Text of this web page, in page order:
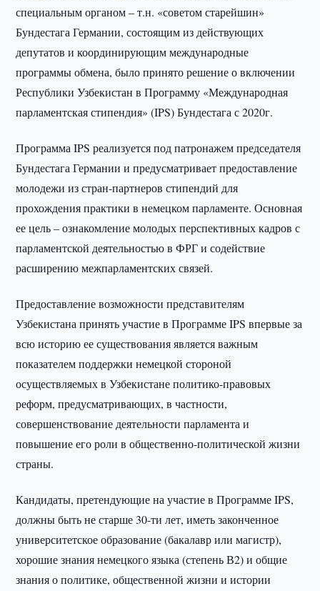
специальным органом – т.н. «советом старейшин»
Бундестага Германии, состоящим из действующих
депутатов и координирующим международные
программы обмена, было принято решение о включении
Республики Узбекистан в Программу «Международная
парламентская стипендия» (IPS) Бундестага с 2020г.
Программа IPS реализуется под патронажем председателя
Бундестага Германии и предусматривает предоставление
молодежи из стран-партнеров стипендий для
прохождения практики в немецком парламенте. Основная
ее цель – ознакомление молодых перспективных кадров с
парламентской деятельностью в ФРГ и содействие
расширению межпарламентских связей.
Предоставление возможности представителям
Узбекистана принять участие в Программе IPS впервые за
всю историю ее существования является важным
показателем поддержки немецкой стороной
осуществляемых в Узбекистане политико-правовых
реформ, предусматривающих, в частности,
совершенствование деятельности парламента и
повышение его роли в общественно-политической жизни
страны.
Кандидаты, претендующие на участие в Программе IPS,
должны быть не старше 30-ти лет, иметь законченное
университетское образование (бакалавр или магистр),
хорошие знания немецкого языка (степень В2) и общие
знания о политике, общественной жизни и истории